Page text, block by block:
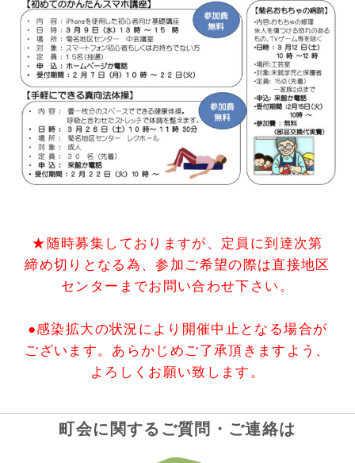
★随時募集しておりますが、定員に到達次第
締め切りとなる為、参加ご希望の際は直接地区
センターまでお問い合わせ下さい。
●感染拡大の状況により開催中止となる場合が
ございます。 あらかじめご了承頂きますよう、
よろしくお願い致します。
町会に関するご質問・ご連絡は